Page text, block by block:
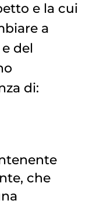
e la cui
a
del
di:
che